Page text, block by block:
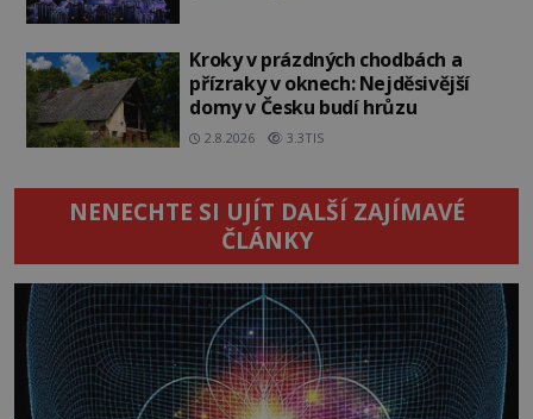
Kroky v prázdných chodbách a
přízraky v oknech: Nejděsivější
domy v Česku budí hrůzu
2.8.2026 3.3TIS
NENECHTE SI UJÍT DALŠÍ ZAJÍMAVÉ
ČLÁNKY